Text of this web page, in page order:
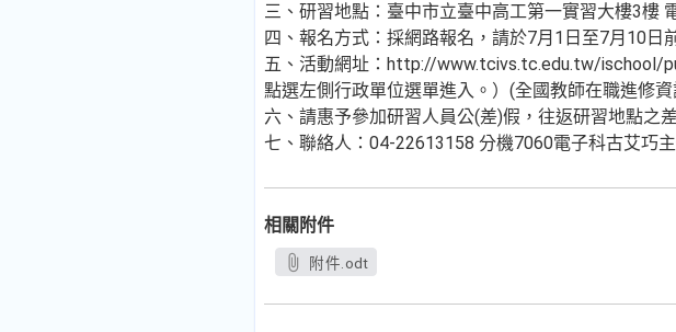
三、研習地點：臺中市立臺中高工第一實習大樓3樓
四、報名方式：採網路報名，請於7月1日至7月10
五、活動網址：http://www.tcivs.tc.edu.tw/ischool/
點選左側行政單位選單進入。）(全國教師在職進修
六、請惠予參加研習人員公(差)假，往返研習地點之
七、聯絡人：04-22613158 分機7060電子科古艾巧主
相關附件
附件.odt